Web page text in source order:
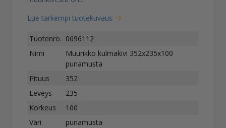
Lue tarkempi tuotekuvaus
Tuotenro. 0696112
Nimi
Muurikko kulmakivi 352x235x100
punamusta
Pituus
352
Leveys
235
Korkeus
100
Väri
punamusta